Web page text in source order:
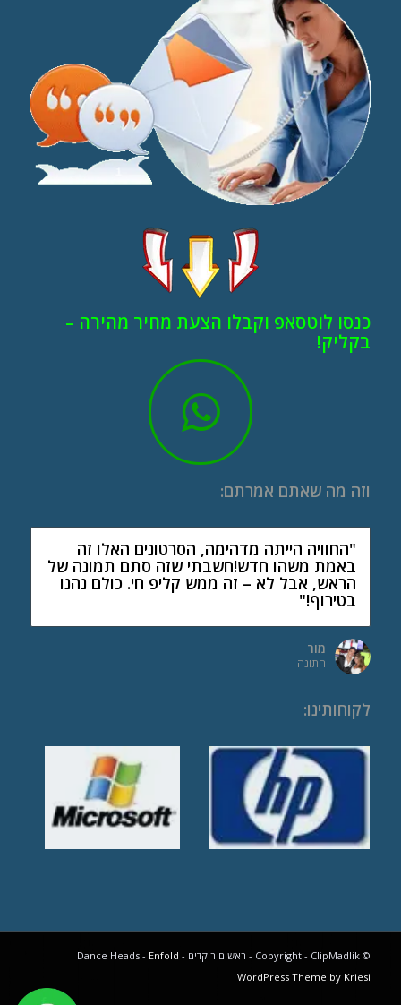
כנסו לוטסאפ וקבלו הצעת מחיר מהירה –
בקליק!
וזה מה שאתם אמרתם:
"החוויה הייתה מדהימה, הסרטונים האלו זה
באמת משהו חדש!חשבתי שזה סתם תמונה של
הראש, אבל לא – זה ממש קליפ חי. כולם נהנו
בטירוף!"
מור
חתונה
"איך שראיתי את זה ידעתי שבבר מצווה שלי אני
חייב שזה יהיה. העלנו את הסרטונים לפייסבוק
ועושים תחרות לייקים עם החברים!"
יובל
בר מצווה
לקוחותינו:
© Copyright - ClipMadlik - ראשים רוקדים - Dance Heads -
Enfold
WordPress Theme by Kriesi